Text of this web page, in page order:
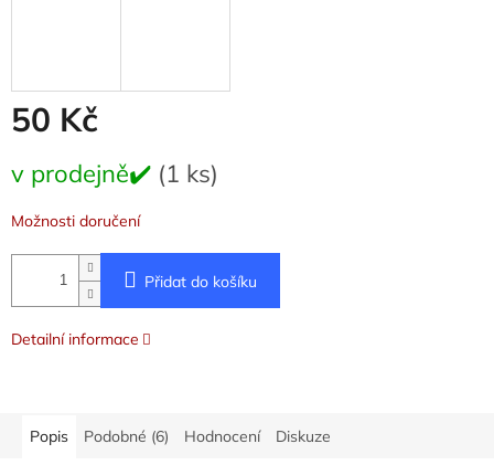
50 Kč
cena:
v prodejně✔️ (1 ks)
Možnosti doručení
Přidat do košíku
Detailní informace
Popis Podobné (6) Hodnocení Diskuze